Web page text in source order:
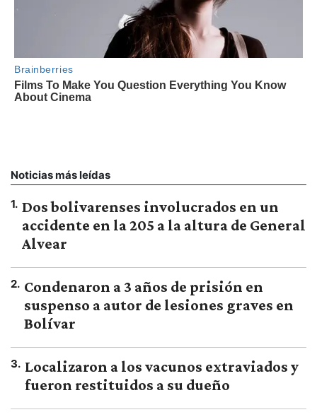
Noticias más leídas
1. Dos bolivarenses involucrados en un
accidente en la 205 a la altura de General
Alvear
2. Condenaron a 3 años de prisión en
suspenso a autor de lesiones graves en
Bolívar
3. Localizaron a los vacunos extraviados y
fueron restituidos a su dueño